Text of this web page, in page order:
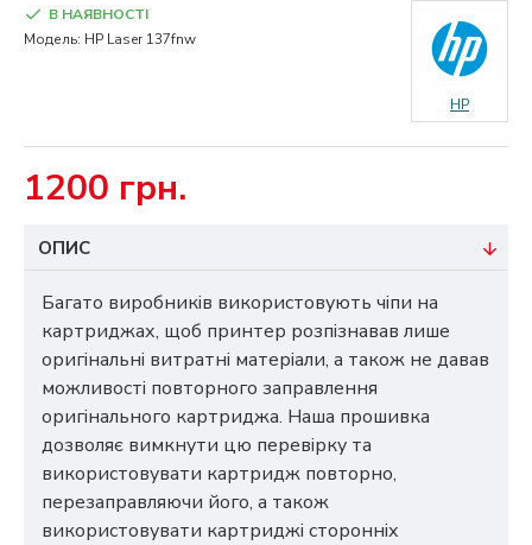
1200 грн.
В НАЯВНОСТІ
Модель: HP Laser 137fnw
HP
ОПИС
Багато виробників використовують чіпи на
картриджах, щоб принтер розпізнавав лише
оригінальні витратні матеріали, а також не давав
можливості повторного заправлення
оригінального картриджа. Наша прошивка
дозволяє вимкнути цю перевірку та
використовувати картридж повторно,
перезаправляючи його, а також
використовувати картриджі сторонніх